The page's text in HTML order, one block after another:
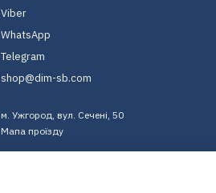
Viber
WhatsApp
Telegram
shop@dim-sb.com
м. Ужгород, вул. Сечені, 50
Мапа проїзду